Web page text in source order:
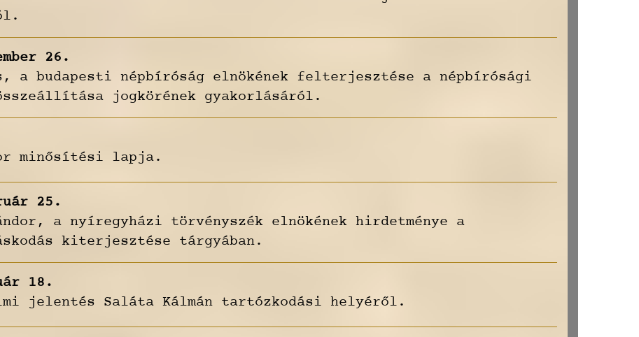
26.
a budapesti népbíróság elnökének felterjesztése a népbírósági
jogkörének gyakorlásáról.
minősítési lapja.
25.
a nyíregyházi törvényszék elnökének hirdetménye a
kiterjesztése tárgyában.
18.
jelentés Saláta Kálmán tartózkodási helyéről.